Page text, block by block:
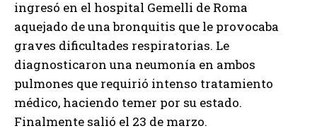
ingresó en el hospital Gemelli de Roma
aquejado de una bronquitis que le provocaba
graves dificultades respiratorias. Le
diagnosticaron una neumonía en ambos
pulmones que requirió intenso tratamiento
médico, haciendo temer por su estado.
Finalmente salió el 23 de marzo.